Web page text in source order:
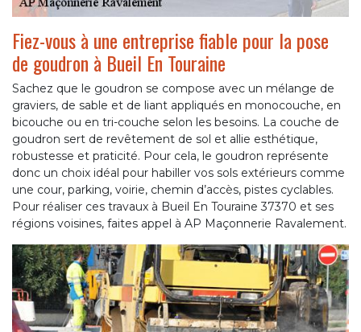
Fiez-vous à une entreprise fiable pour la pose
de goudron à Bueil En Touraine
Sachez que le goudron se compose avec un mélange de
graviers, de sable et de liant appliqués en monocouche, en
bicouche ou en tri-couche selon les besoins. La couche de
goudron sert de revêtement de sol et allie esthétique,
robustesse et praticité. Pour cela, le goudron représente
donc un choix idéal pour habiller vos sols extérieurs comme
une cour, parking, voirie, chemin d’accès, pistes cyclables.
Pour réaliser ces travaux à Bueil En Touraine 37370 et ses
régions voisines, faites appel à AP Maçonnerie Ravalement.